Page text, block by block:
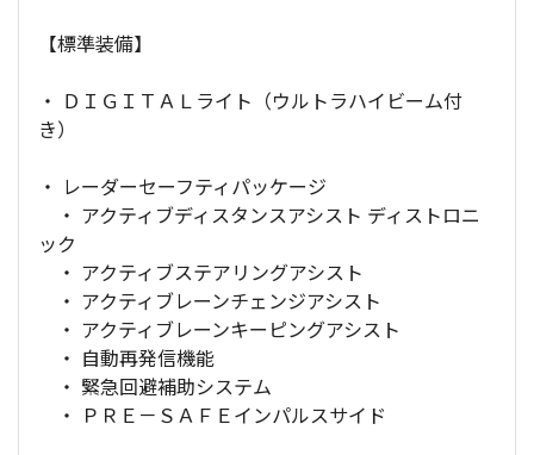
【標準装備】
・ ＤＩＧＩＴＡＬライト（ウルトラハイビーム付
き）
・ レーダーセーフティパッケージ
・ アクティブディスタンスアシスト ディストロニ
ック
・ アクティブステアリングアシスト
・ アクティブレーンチェンジアシスト
・ アクティブレーンキーピングアシスト
・ 自動再発信機能
・ 緊急回避補助システム
・ ＰＲＥ－ＳＡＦＥインパルスサイド